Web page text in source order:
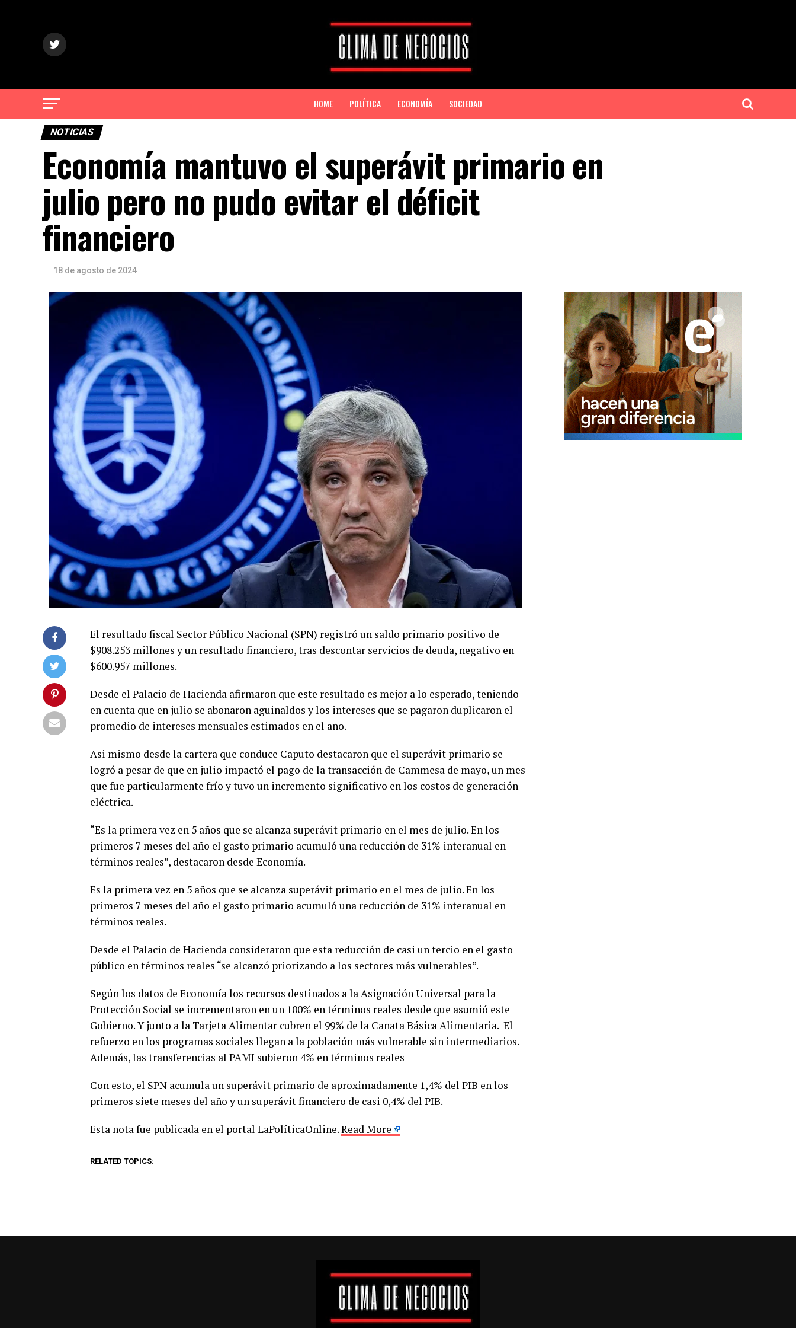
HOME POLÍTICA ECONOMÍA SOCIEDAD
NOTICIAS
Economía mantuvo el superávit primario en
julio pero no pudo evitar el déficit
financiero
18 de agosto de 2024
El resultado fiscal Sector Público Nacional (SPN) registró un saldo primario positivo de
$908.253 millones y un resultado financiero, tras descontar servicios de deuda, negativo en
$600.957 millones.
Desde el Palacio de Hacienda afirmaron que este resultado es mejor a lo esperado, teniendo
en cuenta que en julio se abonaron aguinaldos y los intereses que se pagaron duplicaron el
promedio de intereses mensuales estimados en el año.
Asi mismo desde la cartera que conduce Caputo destacaron que el superávit primario se
logró a pesar de que en julio impactó el pago de la transacción de Cammesa de mayo, un mes
que fue particularmente frío y tuvo un incremento significativo en los costos de generación
eléctrica.
“Es la primera vez en 5 años que se alcanza superávit primario en el mes de julio. En los
primeros 7 meses del año el gasto primario acumuló una reducción de 31% interanual en
términos reales”, destacaron desde Economía.
Es la primera vez en 5 años que se alcanza superávit primario en el mes de julio. En los
primeros 7 meses del año el gasto primario acumuló una reducción de 31% interanual en
términos reales.
Desde el Palacio de Hacienda consideraron que esta reducción de casi un tercio en el gasto
público en términos reales “se alcanzó priorizando a los sectores más vulnerables”.
Según los datos de Economía los recursos destinados a la Asignación Universal para la
Protección Social se incrementaron en un 100% en términos reales desde que asumió este
Gobierno. Y junto a la Tarjeta Alimentar cubren el 99% de la Canata Básica Alimentaria. El
refuerzo en los programas sociales llegan a la población más vulnerable sin intermediarios.
Además, las transferencias al PAMI subieron 4% en términos reales
Con esto, el SPN acumula un superávit primario de aproximadamente 1,4% del PIB en los
primeros siete meses del año y un superávit financiero de casi 0,4% del PIB.
Esta nota fue publicada en el portal LaPolíticaOnline.Read More
RELATED TOPICS: